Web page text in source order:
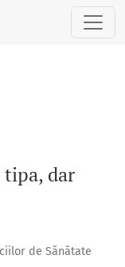
dar
de Sănătate